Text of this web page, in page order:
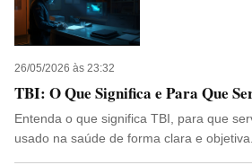
26/05/2026 às 23:32
TBI: O Que Significa e Para Que
Entenda o que significa TBI, para que
usado na saúde de forma clara e objetiva.